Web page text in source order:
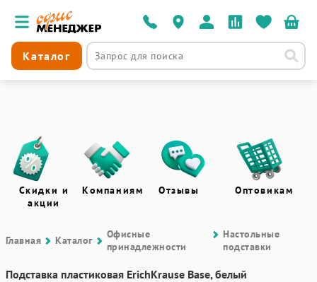
Каталог
Скидки и
акции
Компаниям Отзывы Оптовикам
Главная Каталог
Офисные
принадлежности
Настольные
подставки
Подставка пластиковая ErichKrause Base, белый